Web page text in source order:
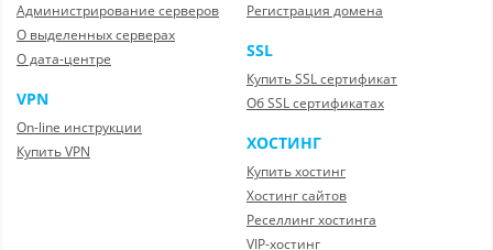
Администрирование серверов
О выделенных серверах
О дата-центре
VPN
On-line инструкции
Купить VPN
Регистрация домена
SSL
Купить SSL сертификат
Об SSL сертификатах
ХОСТИНГ
Купить хостинг
Хостинг сайтов
Реселлинг хостинга
VIP-хостинг